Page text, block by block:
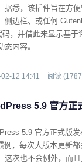
据悉，该插件旨在方便
侧边栏、或任何
码，并借此来显示基于
态内容。
12 14:41 阅读
5.9 官方正
5.9 官方正式版
例，每次大版本更新
这次也不会例外，而且